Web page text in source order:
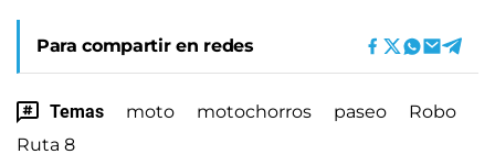
Para compartir en redes
Temas moto motochorros paseo
Robo
Ruta 8